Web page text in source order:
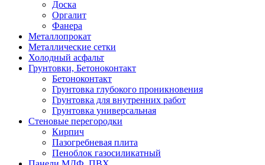
Доска
Оргалит
Фанера
Металлопрокат
Металлические сетки
Холодный асфальт
Грунтовки, Бетоноконтакт
Бетоноконтакт
Грунтовка глубокого проникновения
Грунтовка для внутренних работ
Грунтовка универсальная
Стеновые перегородки
Кирпич
Пазогребневая плита
Пеноблок газосиликатный